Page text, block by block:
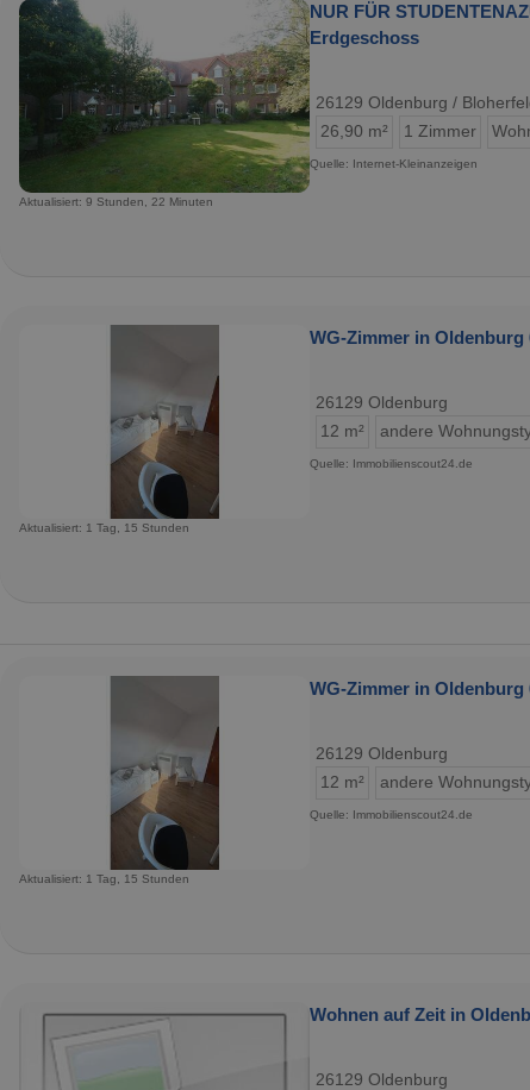
NUR FÜR
Erdgeschoss
26129 Oldenburg /
26,90 m²
1 Zimmer
Quelle: Internet-Kleinanzeigen
Aktualisiert: 9 Stunden, 22 Minuten
WG-Zimmer in Oldenburg
26129 Oldenburg
12 m²
andere
Quelle: Immobilienscout24.de
Aktualisiert: 1 Tag, 15 Stunden
WG-Zimmer in Oldenburg
26129 Oldenburg
12 m²
andere
Quelle: Immobilienscout24.de
Aktualisiert: 1 Tag, 15 Stunden
Wohnen auf Zeit in
26129 Oldenburg